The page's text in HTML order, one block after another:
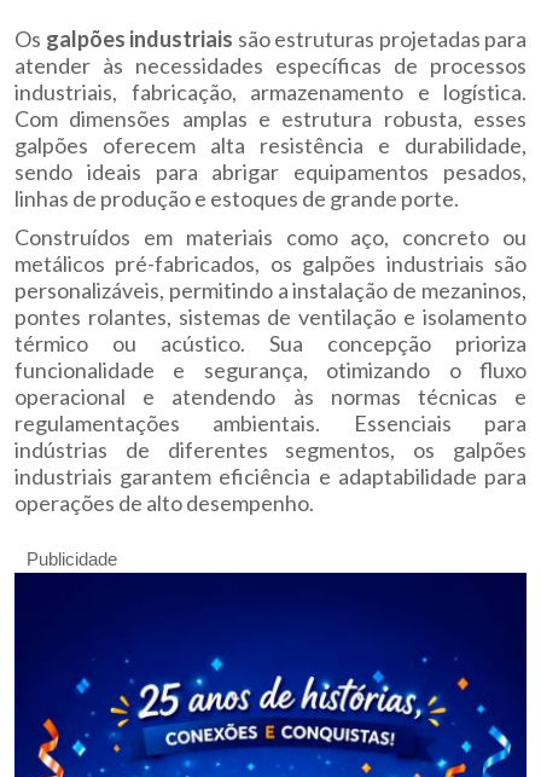
Os galpões industriais são estruturas projetadas para
atender às necessidades específicas de processos
industriais, fabricação, armazenamento e logística.
Com dimensões amplas e estrutura robusta, esses
galpões oferecem alta resistência e durabilidade,
sendo ideais para abrigar equipamentos pesados,
linhas de produção e estoques de grande porte.
Construídos em materiais como aço, concreto ou
metálicos pré-fabricados, os galpões industriais são
personalizáveis, permitindo a instalação de mezaninos,
pontes rolantes, sistemas de ventilação e isolamento
térmico ou acústico. Sua concepção prioriza
funcionalidade e segurança, otimizando o fluxo
operacional e atendendo às normas técnicas e
regulamentações ambientais. Essenciais para
indústrias de diferentes segmentos, os galpões
industriais garantem eficiência e adaptabilidade para
operações de alto desempenho.
Publicidade